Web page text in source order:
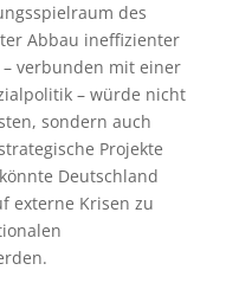
des
Abbau ineffizienter
verbunden mit einer
– würde nicht
sondern auch
Projekte
Deutschland
externe Krisen zu